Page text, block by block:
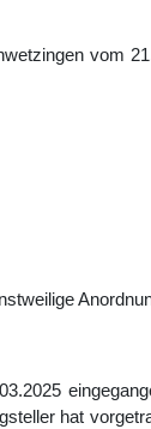
vom
hat